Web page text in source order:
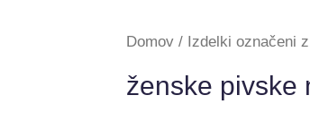
Domov / Izdelki označeni
ženske pivske